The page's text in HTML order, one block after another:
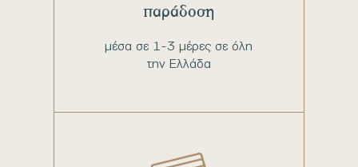
μέσα σε 1-3 μέρες σε όλη
την Ελλάδα
παράδοση